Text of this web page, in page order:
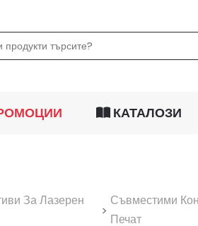
КАТАЛОЗИ
За Лазерен
>
Съвместими
Печат